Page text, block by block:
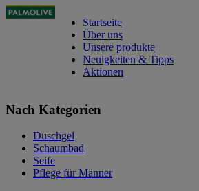
Startseite
Über uns
Unsere produkte
Neuigkeiten & Tipps
Aktionen
Nach Kategorien
Duschgel
Schaumbad
Seife
Pflege für Männer